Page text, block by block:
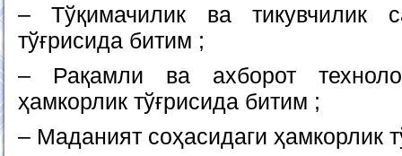
– Тўқимачилик ва тикувчилик
тўғрисида битим ;
– Рақамли ва ахборот
ҳамкорлик тўғрисида битим ;
– Маданият соҳасидаги ҳамкорлик